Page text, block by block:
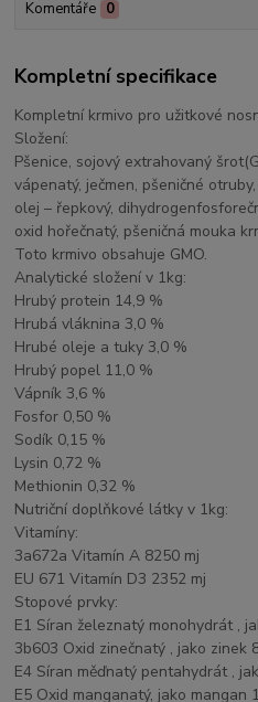
Komentáře 0
Kompletní specifikace
Kompletní krmivo pro užitkové
Složení:
Pšenice, sojový extrahovaný
vápenatý, ječmen, pšeničné
olej – řepkový,
oxid hořečnatý, pšeničná mouka
Toto krmivo obsahuje GMO.
Analytické složení v 1kg:
Hrubý protein 14,9 %
Hrubá vláknina 3,0 %
Hrubé oleje a tuky 3,0 %
Hrubý popel 11,0 %
Vápník 3,6 %
Fosfor 0,50 %
Sodík 0,15 %
Lysin 0,72 %
Methionin 0,32 %
Nutriční doplňkové látky v 1kg:
Vitamíny:
3a672a Vitamín A 8250 mj
EU 671 Vitamín D3 2352 mj
Stopové prvky:
E1 Síran železnatý monohydrát ,
3b603 Oxid zinečnatý , jako zinek
E4 Síran měďnatý pentahydrát ,
E5 Oxid manganatý, jako mangan